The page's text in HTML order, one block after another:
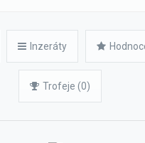
Inzeráty
Trofeje (0)